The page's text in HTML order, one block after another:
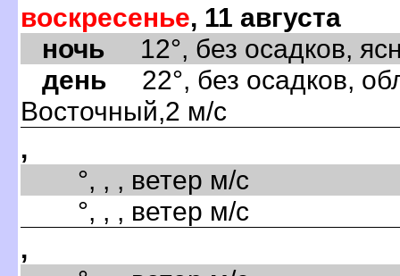
воскресенье, 11 августа
ночь 12°, без осадков,
день 22°, без осадков,
Восточный,2 м/с
,
°, , , ветер м/с
°, , , ветер м/с
,